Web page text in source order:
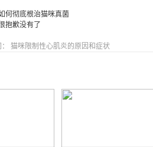
何彻底根治猫咪真菌
抱歉没有了
猫咪限制性心肌炎的原因和症状